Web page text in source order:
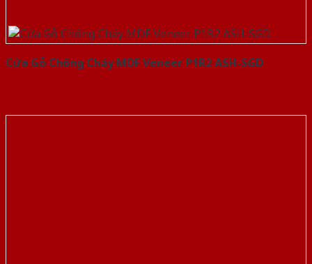
Cửa Gỗ Chống Cháy MDF Veneer P1R2 ASH-SGD